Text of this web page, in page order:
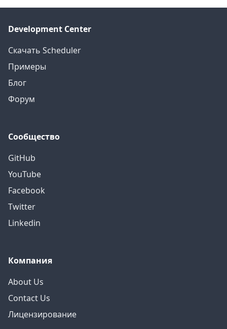
Development Center
Скачать Scheduler
Примеры
Блог
Форум
Сообщество
GitHub
YouTube
Facebook
Twitter
Linkedin
Компания
About Us
Contact Us
Лицензирование